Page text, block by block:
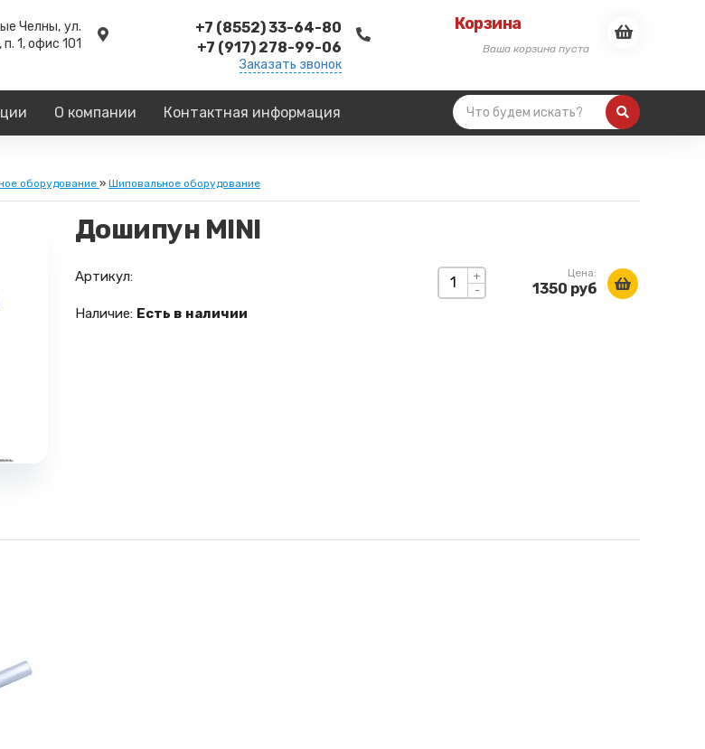
Челны, ул.
1, офис 101
+7 (8552) 33-64-80
+7 (917) 278-99-06
Заказать звонок
Корзина
Ваша корзина пуста
О компании Контактная информация
оборудование » Шиповальное оборудование
Дошипун MINI
+
-
Цена:
1350 руб
Артикул:
Наличие: Есть в наличии